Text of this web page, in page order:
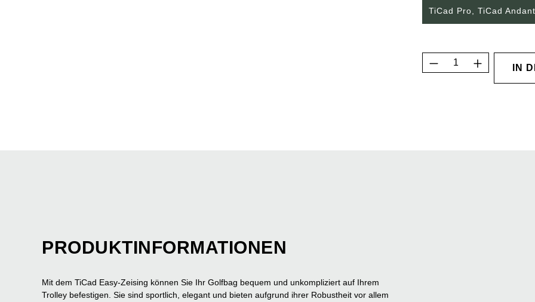
TiCad Pro, TiCad
Produkt Anzahl:
IN
PRODUKTINFORMATIONEN
Mit dem TiCad Easy-Zeising können Sie Ihr Golfbag bequem und unkompliziert auf Ihrem
Trolley befestigen. Sie sind sportlich, elegant und bieten aufgrund ihrer Robustheit vor allem